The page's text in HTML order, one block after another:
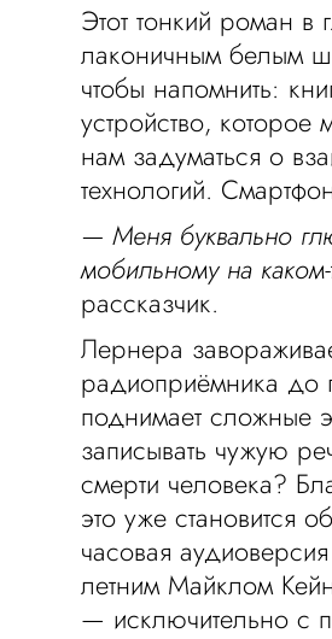
Этот тонкий роман
лаконичным белым
чтобы напомнить:
устройство,
нам задуматься о
технологий.
— Меня буквально
мобильному на
рассказчик.
Лернера
радиоприёмника до
поднимает сложные
записывать чужую
смерти человека?
это уже становится
часовая
летним Майклом
— исключительно с